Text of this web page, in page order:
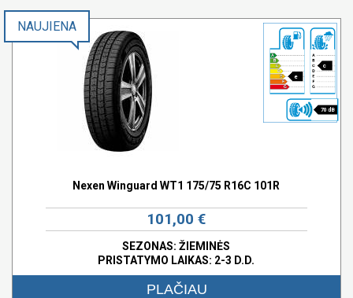
e
c
70 dB
NAUJIENA
Nexen Winguard WT1 175/75 R16C 101R
101,00 €
SEZONAS: ŽIEMINĖS
PRISTATYMO LAIKAS: 2-3 D.D.
PLAČIAU